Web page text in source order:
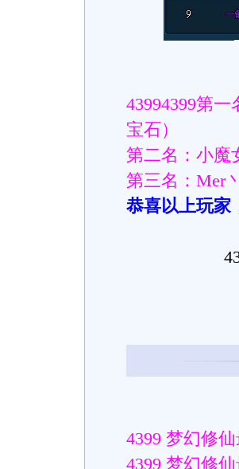
43994399第
宝石）
第二名：小魔
第三名：Mer
恭喜以上玩家
4399 梦幻修
4399 梦幻修